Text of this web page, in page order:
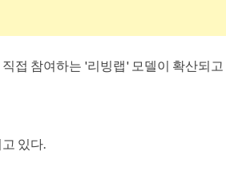
접 참여하는 '리빙랩' 모델이 확산되
있다.